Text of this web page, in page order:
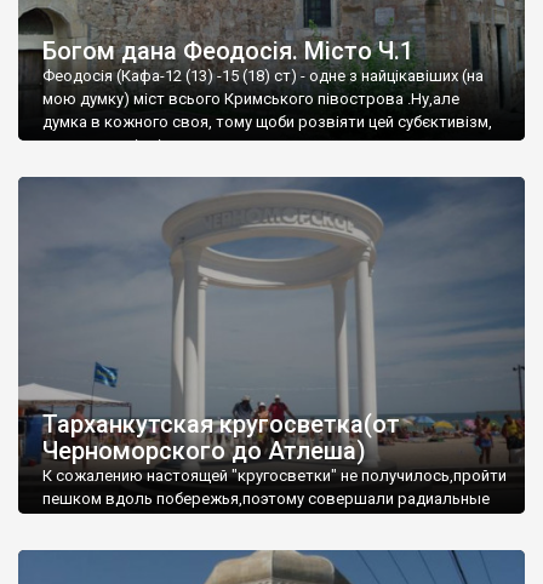
Богом дана Феодосія. Місто Ч.1
Феодосія (Кафа-12 (13) -15 (18) ст) - одне з найцікавіших (на
мою думку) міст всього Кримського півострова .Ну,але
думка в кожного своя, тому щоби розвіяти цей субєктивізм,
запрошую відвідати це
Тарханкутская кругосветка(от
Черноморского до Атлеша)
К сожалению настоящей "кругосветки" не получилось,пройти
пешком вдоль побережья,поэтому совершали радиальные